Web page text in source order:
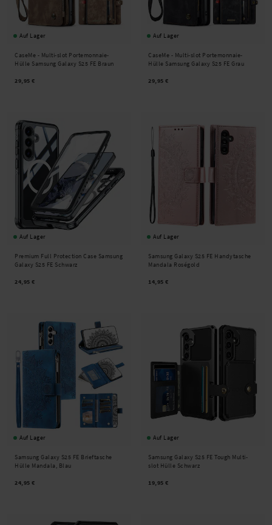
Auf Lager
CaseMe - Multi-slot Portemonnaie-
Hülle Samsung Galaxy S25 FE Braun
29,95 €
Auf Lager
CaseMe - Multi-slot Portemonnaie-
Hülle Samsung Galaxy S25 FE Grau
29,95 €
Auf Lager
Premium Full Protection Case Samsung
Galaxy S25 FE Schwarz
24,95 €
Auf Lager
Samsung Galaxy S25 FE Handytasche
Mandala Roségold
14,95 €
Auf Lager
Samsung Galaxy S25 FE Brieftasche
Hülle Mandala, Blau
24,95 €
Auf Lager
Samsung Galaxy S25 FE Tough Multi-
slot Hülle Schwarz
19,95 €